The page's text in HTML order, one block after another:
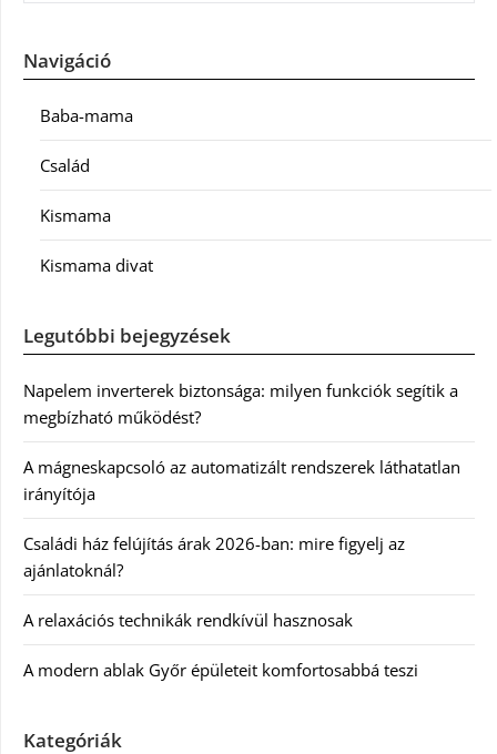
Navigáció
Baba-mama
Család
Kismama
Kismama divat
Legutóbbi bejegyzések
Napelem inverterek biztonsága: milyen funkciók segítik a
megbízható működést?
A mágneskapcsoló az automatizált rendszerek láthatatlan
irányítója
Családi ház felújítás árak 2026-ban: mire figyelj az
ajánlatoknál?
A relaxációs technikák rendkívül hasznosak
A modern ablak Győr épületeit komfortosabbá teszi
Kategóriák